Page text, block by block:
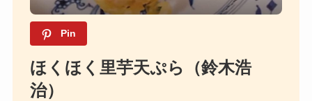
Pin
ほくほく里芋天ぷら（鈴木浩
治）